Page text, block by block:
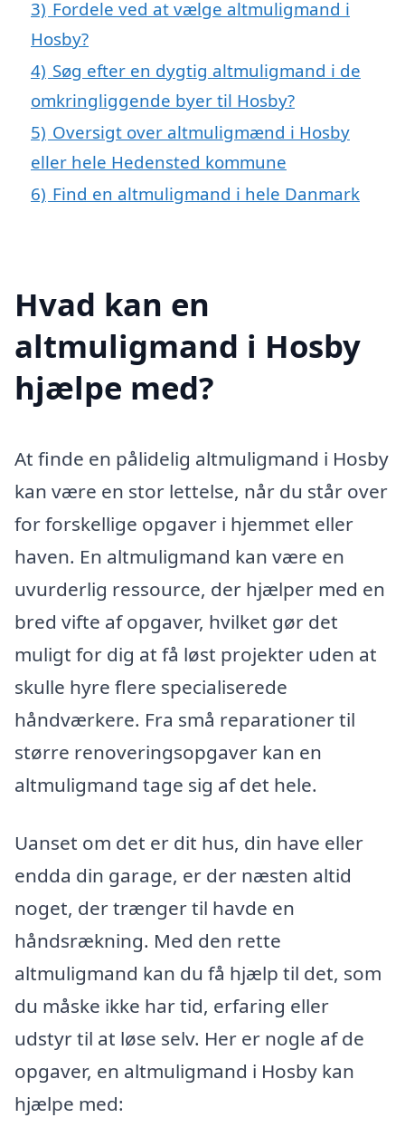
3) Fordele ved at vælge altmuligmand i
Hosby?
4) Søg efter en dygtig altmuligmand i de
omkringliggende byer til Hosby?
5) Oversigt over altmuligmænd i Hosby
eller hele Hedensted kommune
6) Find en altmuligmand i hele Danmark
Hvad kan en
altmuligmand i Hosby
hjælpe med?
At finde en pålidelig altmuligmand i Hosby
kan være en stor lettelse, når du står over
for forskellige opgaver i hjemmet eller
haven. En altmuligmand kan være en
uvurderlig ressource, der hjælper med en
bred vifte af opgaver, hvilket gør det
muligt for dig at få løst projekter uden at
skulle hyre flere specialiserede
håndværkere. Fra små reparationer til
større renoveringsopgaver kan en
altmuligmand tage sig af det hele.
Uanset om det er dit hus, din have eller
endda din garage, er der næsten altid
noget, der trænger til havde en
håndsrækning. Med den rette
altmuligmand kan du få hjælp til det, som
du måske ikke har tid, erfaring eller
udstyr til at løse selv. Her er nogle af de
opgaver, en altmuligmand i Hosby kan
hjælpe med: